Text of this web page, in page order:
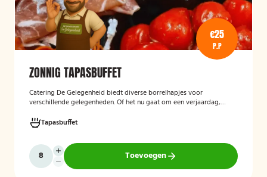
€25
P.P
ZONNIG TAPASBUFFET
Catering De Gelegenheid biedt diverse borrelhapjes voor
verschillende gelegenheden. Of het nu gaat om een verjaardag,
Hieronder ziet u een selectie uit ons aanbod. Het zonnig tapasbuffet
is te bestellen vanaf 10 personen..
Tapasbuffet
Toevoegen